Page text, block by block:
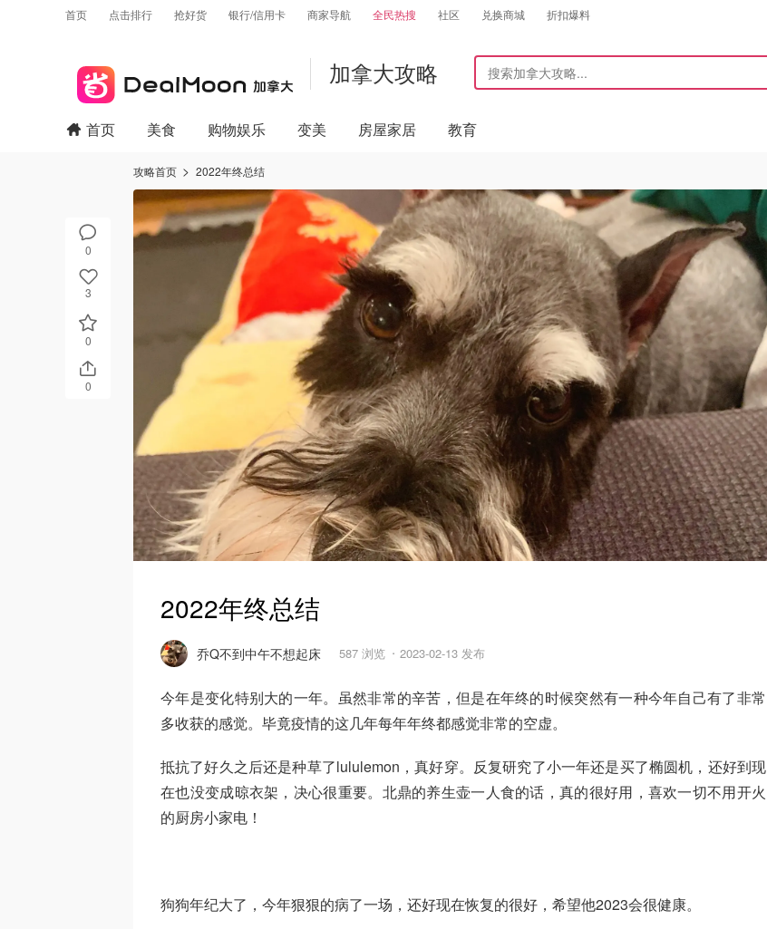
首页 点击排行 抢好货 银行/信用卡 商家导航 全民热搜 社区 兑换商城 折扣爆料
加拿大攻略
0
3
0
0
首页 美食 购物娱乐 变美 房屋家居 教育
攻略首页 2022年终总结
2022年终总结
乔Q不到中午不想起床 587 浏览 2023-02-13 发布
今年是变化特别大的一年。虽然非常的辛苦，但是在年终的时候突然有一种今年自己有了非常
多收获的感觉。毕竟疫情的这几年每年年终都感觉非常的空虚。
抵抗了好久之后还是种草了lululemon，真好穿。反复研究了小一年还是买了椭圆机，还好到现
在也没变成晾衣架，决心很重要。北鼎的养生壶一人食的话，真的很好用，喜欢一切不用开火
的厨房小家电！
狗狗年纪大了，今年狠狠的病了一场，还好现在恢复的很好，希望他2023会很健康。